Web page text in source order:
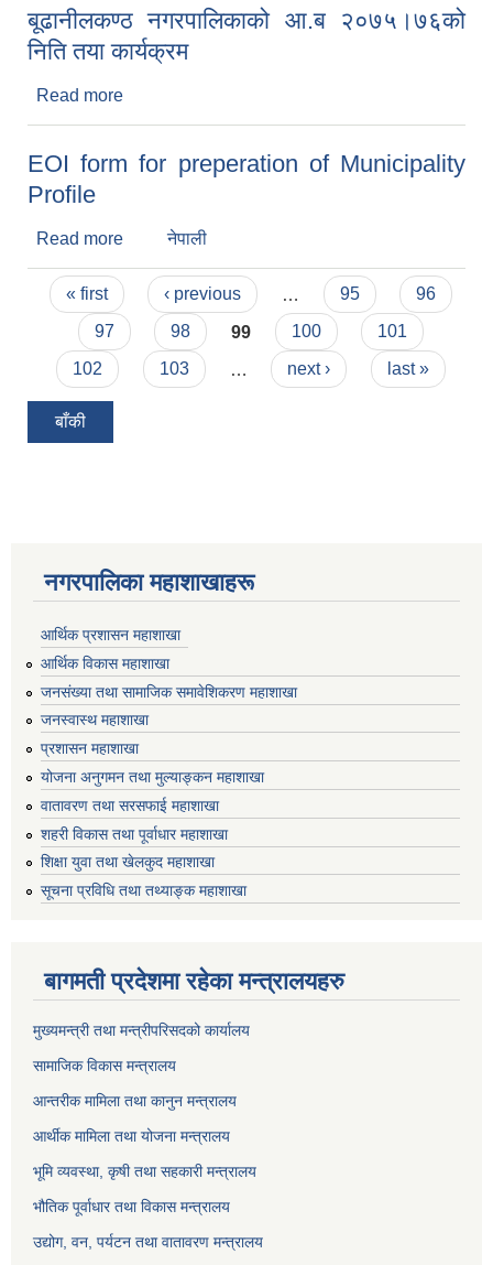
बूढानीलकण्ठ नगरपालिकाको आ.ब २०७५।७६को
निति तया कार्यक्रम
Read more
EOI form for preperation of Municipality
Profile
Read more about EOI form for preperation of Municipality
नेपाली
Pages
« first ‹ previous 95
96
97
98 99 100
101
102
103 next › last »
बाँकी
नगरपालिका महाशाखाहरू
आर्थिक प्रशासन महाशाखा
आर्थिक विकास महाशाखा
जनसंख्या तथा सामाजिक समावेशिकरण महाशाखा
जनस्वास्थ महाशाखा
प्रशासन महाशाखा
योजना अनुगमन तथा मुल्याङ्कन महाशाखा
वातावरण तथा सरसफाई महाशाखा
शहरी विकास तथा पूर्वाधार महाशाखा
शिक्षा युवा तथा खेलकुद महाशाखा
सूचना प्रविधि तथा तथ्याङ्क महाशाखा
बागमती प्रदेशमा रहेका मन्त्रालयहरु
मुख्यमन्त्री तथा मन्त्रीपरिसदको कार्यालय
सामाजिक विकास मन्त्रालय
आन्तरीक मामिला तथा कानुन मन्त्रालय
आर्थीक मामिला तथा योजना मन्त्रालय
भूमि व्यवस्था, कृषी तथा सहकारी मन्त्रालय
भौतिक पूर्वाधार तथा विकास मन्त्रालय
उद्योग, वन, पर्यटन तथा वातावरण मन्त्रालय